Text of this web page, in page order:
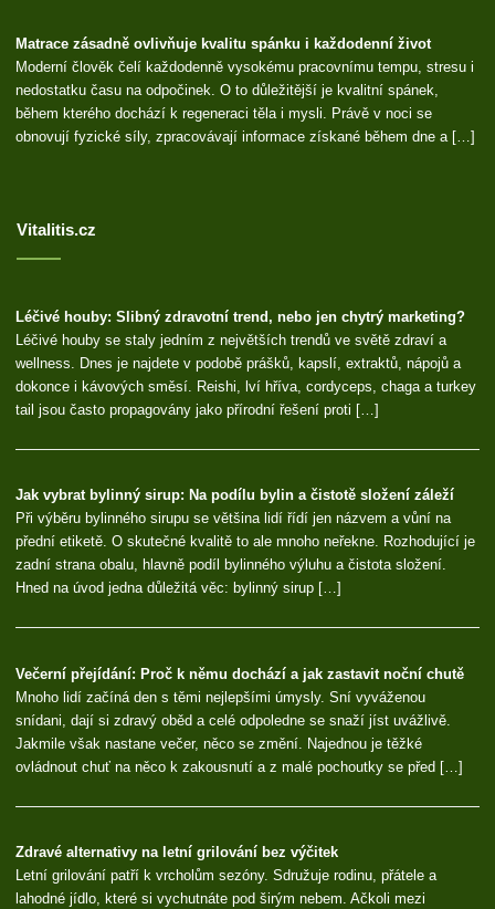
Matrace zásadně ovlivňuje kvalitu spánku i každodenní život
Moderní člověk čelí každodenně vysokému pracovnímu tempu, stresu i
nedostatku času na odpočinek. O to důležitější je kvalitní spánek,
během kterého dochází k regeneraci těla i mysli. Právě v noci se
obnovují fyzické síly, zpracovávají informace získané během dne a […]
Vitalitis.cz
Léčivé houby: Slibný zdravotní trend, nebo jen chytrý marketing?
Léčivé houby se staly jedním z největších trendů ve světě zdraví a
wellness. Dnes je najdete v podobě prášků, kapslí, extraktů, nápojů a
dokonce i kávových směsí. Reishi, lví hříva, cordyceps, chaga a turkey
tail jsou často propagovány jako přírodní řešení proti […]
Jak vybrat bylinný sirup: Na podílu bylin a čistotě složení záleží
Při výběru bylinného sirupu se většina lidí řídí jen názvem a vůní na
přední etiketě. O skutečné kvalitě to ale mnoho neřekne. Rozhodující je
zadní strana obalu, hlavně podíl bylinného výluhu a čistota složení.
Hned na úvod jedna důležitá věc: bylinný sirup […]
Večerní přejídání: Proč k němu dochází a jak zastavit noční chutě
Mnoho lidí začíná den s těmi nejlepšími úmysly. Sní vyváženou
snídani, dají si zdravý oběd a celé odpoledne se snaží jíst uvážlivě.
Jakmile však nastane večer, něco se změní. Najednou je těžké
ovládnout chuť na něco k zakousnutí a z malé pochoutky se před […]
Zdravé alternativy na letní grilování bez výčitek
Letní grilování patří k vrcholům sezóny. Sdružuje rodinu, přátele a
lahodné jídlo, které si vychutnáte pod širým nebem. Ačkoli mezi